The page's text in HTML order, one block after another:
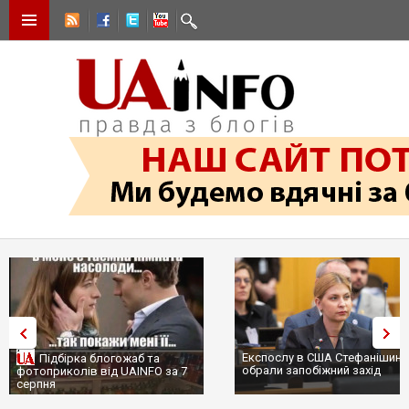
Підбірка блогожаб та
фотоприколів від UAINFO за 7
серпня
Експослу в США
обрали запобіжний захід